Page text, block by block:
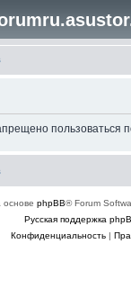
пользоваться
основе phpBB® Forum
Русская поддержка
Конфиденциальность|